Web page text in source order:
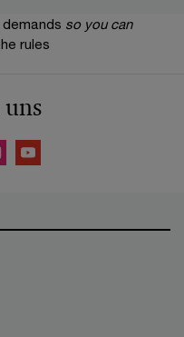
so you can
rules
uns